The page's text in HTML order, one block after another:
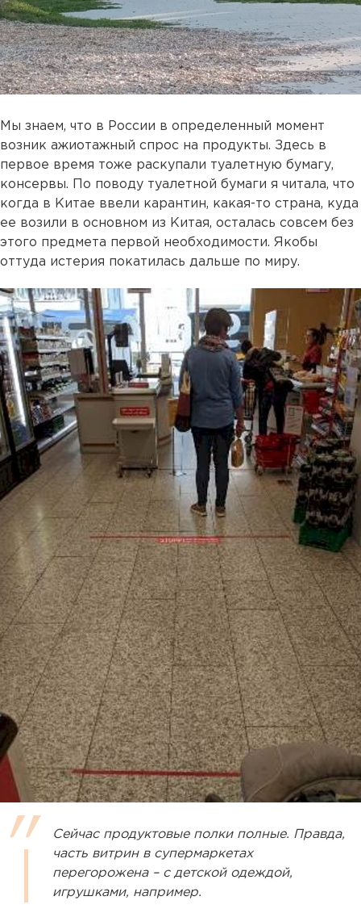
Мы знаем, что в России в определенный момент
возник ажиотажный спрос на продукты. Здесь в
первое время тоже раскупали туалетную бумагу,
консервы. По поводу туалетной бумаги я читала, что
когда в Китае ввели карантин, какая-то страна, куда
ее возили в основном из Китая, осталась совсем без
этого предмета первой необходимости. Якобы
оттуда истерия покатилась дальше по миру.
Сейчас продуктовые полки полные. Правда,
часть витрин в супермаркетах
перегорожена – с детской одеждой,
игрушками, например.